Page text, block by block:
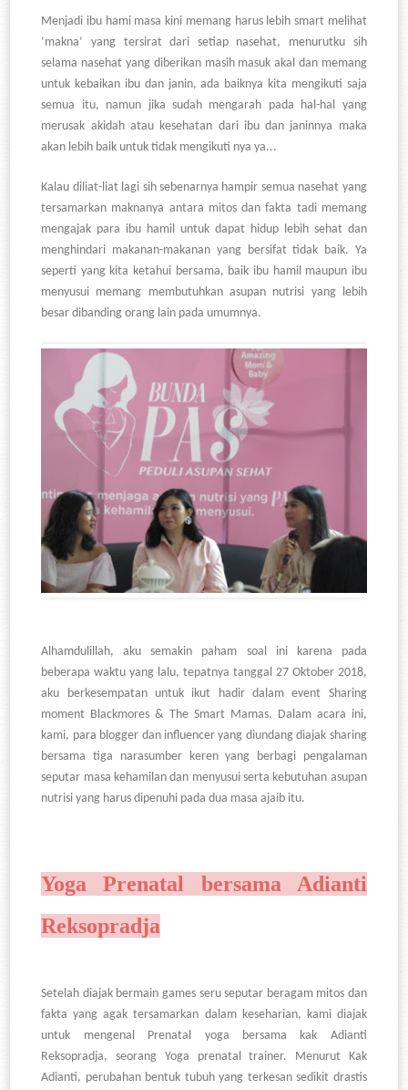
Menjadi ibu hami masa kini memang harus lebih smart melihat
‘makna’ yang tersirat dari setiap nasehat, menurutku sih
selama nasehat yang diberikan masih masuk akal dan memang
untuk kebaikan ibu dan janin, ada baiknya kita mengikuti saja
semua itu, namun jika sudah mengarah pada hal-hal yang
merusak akidah atau kesehatan dari ibu dan janinnya maka
akan lebih baik untuk tidak mengikuti nya ya...
Kalau diliat-liat lagi sih sebenarnya hampir semua nasehat yang
tersamarkan maknanya antara mitos dan fakta tadi memang
mengajak para ibu hamil untuk dapat hidup lebih sehat dan
menghindari makanan-makanan yang bersifat tidak baik. Ya
seperti yang kita ketahui bersama, baik ibu hamil maupun ibu
menyusui memang membutuhkan asupan nutrisi yang lebih
besar dibanding orang lain pada umumnya.
Alhamdulillah, aku semakin paham soal ini karena pada
beberapa waktu yang lalu, tepatnya tanggal 27 Oktober 2018,
aku berkesempatan untuk ikut hadir dalam event Sharing
moment Blackmores & The Smart Mamas. Dalam acara ini,
kami, para blogger dan influencer yang diundang diajak sharing
bersama tiga narasumber keren yang berbagi pengalaman
seputar masa kehamilan dan menyusui serta kebutuhan asupan
nutrisi yang harus dipenuhi pada dua masa ajaib itu.
Yoga Prenatal bersama Adianti
Reksopradja
Setelah diajak bermain games seru seputar beragam mitos dan
fakta yang agak tersamarkan dalam keseharian, kami diajak
untuk mengenal Prenatal yoga bersama kak Adianti
Reksopradja, seorang Yoga prenatal trainer. Menurut Kak
Adianti, perubahan bentuk tubuh yang terkesan sedikit drastis